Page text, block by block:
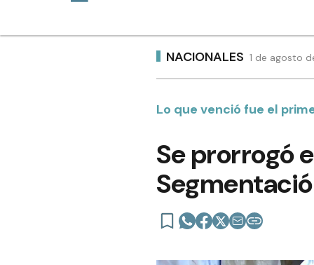
NACIONALES 1 de agosto
Lo que venció fue el
Se prorrogó